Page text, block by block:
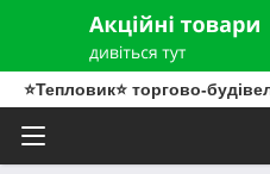
⭐Тепловик⭐ торгово-